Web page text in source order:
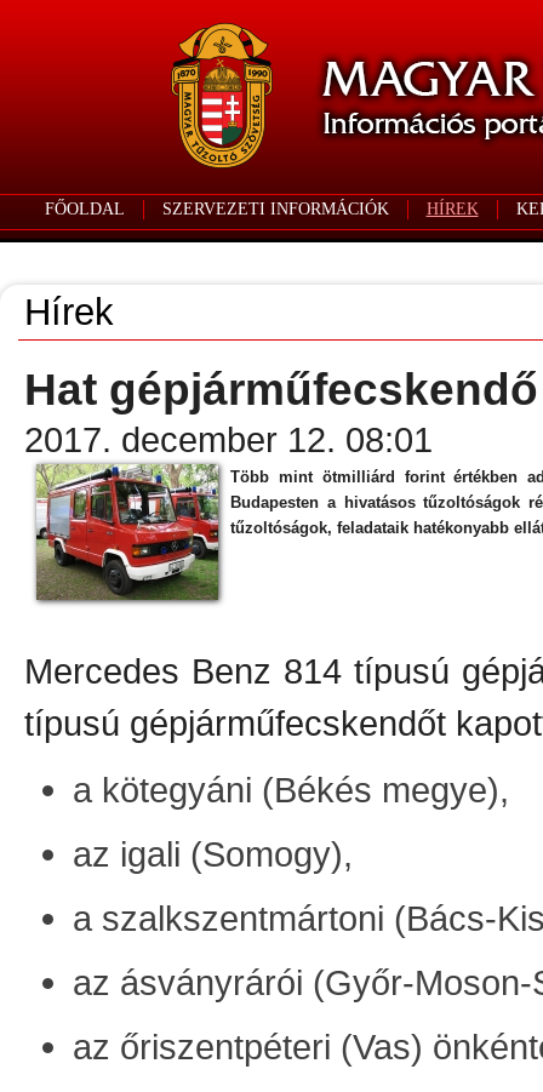
FŐOLDAL SZERVEZETI INFORMÁCIÓK HÍREK
Hírek
Hat
2017. december 12. 08:01
Több mint ötmilliárd forint értékben
Budapesten a hivatásos tűzoltóságok
tűzoltóságok, feladataik hatékonyabb
Mercedes Benz 814 típusú
típusú gépjárműfecskendőt
a kötegyáni (Békés megye),
az igali (Somogy),
a szalkszentmártoni (Bács-
az ásványrárói (Győr-
az őriszentpéteri (Vas)